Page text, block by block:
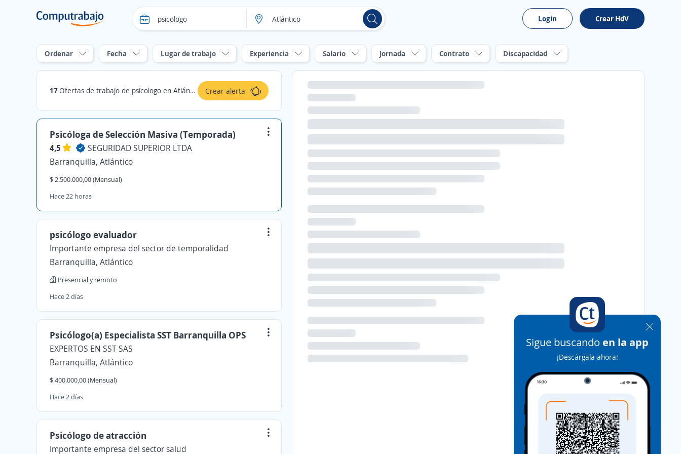
Login Crear HdV
Ordenar Fecha Lugar de trabajo Experiencia Salario Jornada Contrato Discapacidad
17Ofertas de trabajo de psicologo en Atlántico Crear alerta
Psicóloga de Selección Masiva (Temporada)
4,5
SEGURIDAD SUPERIOR LTDA
Barranquilla, Atlántico
$ 2.500.000,00 (Mensual)
Hace 22 horas
psicólogo evaluador
Importante empresa del sector de temporalidad
Barranquilla, Atlántico
Presencial y remoto
Hace 2 días
Psicólogo(a) Especialista SST Barranquilla OPS
EXPERTOS EN SST SAS
Barranquilla, Atlántico
$ 400.000,00 (Mensual)
Hace 2 días
Psicólogo de atracción
Importante empresa del sector salud
Sigue buscando en la app
¡Descárgala ahora!